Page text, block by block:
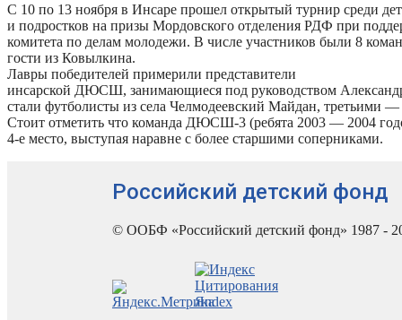
С 10 по 13 ноября в Инсаре прошел открытый турнир среди
и подростков на призы Мордовского отделения РДФ при
комитета по делам молодежи. В числе участников были 8
гости из Ковылкина.
Лавры победителей примерили представители
инсарской ДЮСШ, занимающиеся под руководством
стали футболисты из села Челмодеевский Майдан, третьими
Стоит отметить что команда ДЮСШ-3 (ребята 2003 — 2004
4-е место, выступая наравне с более старшими соперниками.
Российский детский фонд
© ООБФ «Российский детский фонд» 1987 -